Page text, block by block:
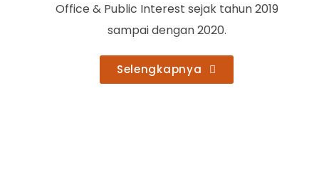
Office & Public Interest sejak tahun 2019
sampai dengan 2020.
Selengkapnya